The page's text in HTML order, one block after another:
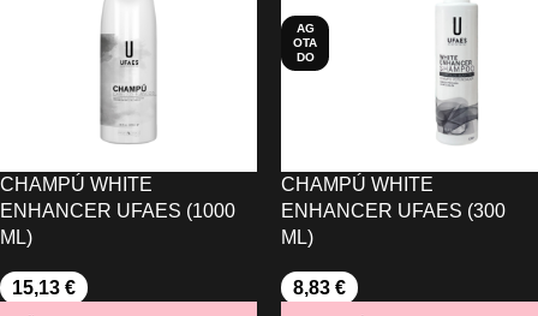
CHAMPÚ WHITE
ENHANCER UFAES (1000
ML)
15,13 €
AG
OTA
DO
CHAMPÚ WHITE
ENHANCER UFAES (300
ML)
8,83 €